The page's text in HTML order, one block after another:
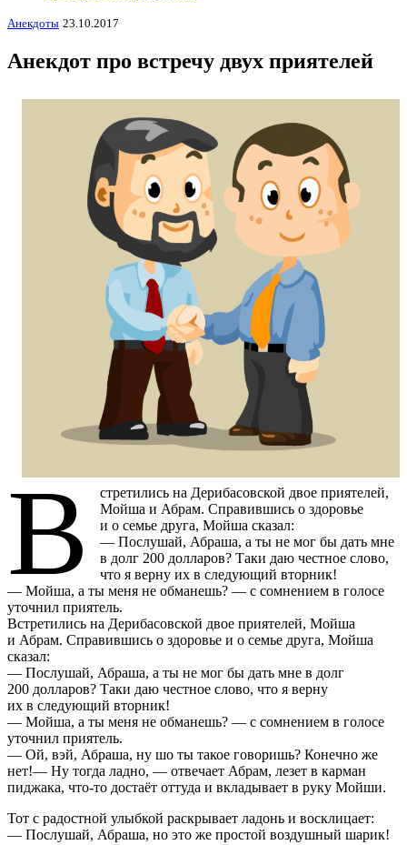
Анекдоты 23.10.2017
Анекдот про встречу двух приятелей
В
стретились на Дерибасовской двое приятелей,
Мойша и Абрам. Справившись о здоровье
и о семье друга, Мойша сказал:
— Послушай, Абраша, а ты не мог бы дать мне
в долг 200 долларов? Таки даю честное слово,
что я верну их в следующий вторник!
— Мойша, а ты меня не обманешь? — с сомнением в голосе
уточнил приятель.
Встретились на Дерибасовской двое приятелей, Мойша
и Абрам. Справившись о здоровье и о семье друга, Мойша
сказал:
— Послушай, Абраша, а ты не мог бы дать мне в долг
200 долларов? Таки даю честное слово, что я верну
их в следующий вторник!
— Мойша, а ты меня не обманешь? — с сомнением в голосе
уточнил приятель.
— Ой, вэй, Абраша, ну шо ты такое говоришь? Конечно же
нет!— Ну тогда ладно, — отвечает Абрам, лезет в карман
пиджака, что-то достаёт оттуда и вкладывает в руку Мойши.
Тот с радостной улыбкой раскрывает ладонь и восклицает:
— Послушай, Абраша, но это же простой воздушный шарик!